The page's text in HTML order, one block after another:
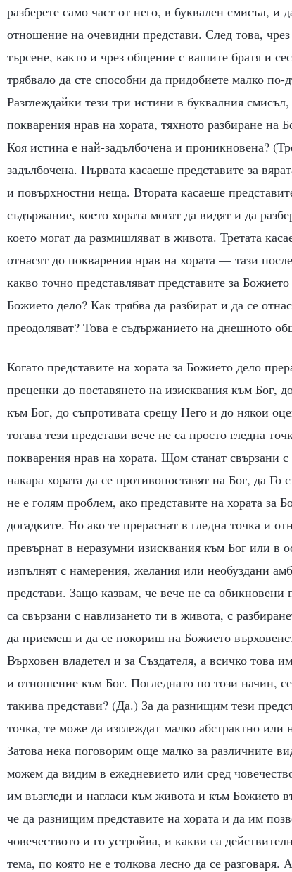
разберете само част от него, в буквален смисъл, и
отношение на очевидни представи. След това,
търсене, както и чрез общение с вашите братя и
трябвало да сте способни да придобиете малко по-
Разглеждайки тези три истини в буквалния смисъл,
покварения нрав на хората, тяхното разбиране на
Коя истина е най-задълбочена и проникновена?
задълбочена. Първата касаеше представите за
и повърхностни неща. Втората касаеше
съдържание, което хората могат да видят и да
което могат да размишляват в живота. Третата
отнасят до покварения нрав на хората — тази
какво точно представляват представите за
Божието дело? Как трябва да разбират и да се
преодоляват? Това е съдържанието на днешното
Когато представите на хората за Божието дело
преценки до поставянето на изисквания към Бог,
към Бог, до съпротивата срещу Него и до някои
тогава тези представи вече не са просто гледна
покварения нрав на хората. Щом станат свързани
накара хората да се противопоставят на Бог, да
не е голям проблем, ако представите на хората за
догадките. Но ако те прераснат в гледна точка и
превърнат в неразумни изисквания към Бог или в
изпълнят с намерения, желания или необуздани
представи. Защо казвам, че вече не са
са свързани с навлизането ти в живота, с
да приемеш и да се покориш на Божието
Върховен владетел и за Създателя, а всичко това
и отношение към Бог. Погледнато по този начин,
такива представи? (Да.) За да разнищим тези
точка, те може да изглеждат малко абстрактно или
Затова нека поговорим още малко за различните
можем да видим в ежедневието или сред
им възгледи и нагласи към живота и към Божието
че да разнищим представите на хората и да им
човечеството и го устройва, и какви са
тема, по която не е толкова лесно да се